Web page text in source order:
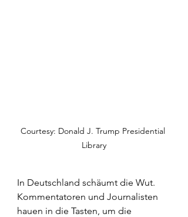
Courtesy: Donald J. Trump Presidential
Library
In Deutschland schäumt die Wut.
Kommentatoren und Journalisten
hauen in die Tasten, um die